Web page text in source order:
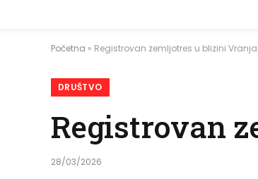
Početna » Registrovan zemljotres u blizini Vranja
DRUŠTVO
Registrovan
28/03/2026